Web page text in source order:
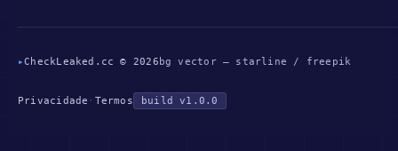
▸CheckLeaked.cc © 2026 bg vector — starline / freepik
Privacidade · Termos build v1.0.0